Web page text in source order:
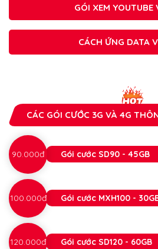
GÓI XEM YOUTUBE
CÁCH ỨNG DATA
CÁC GÓI CƯỚC 3G VÀ 4G
90.000đ Gói cước SD90 - 45GB
100.000đ Gói cước MXH100 -
120.000đ Gói cước SD120 - 60GB